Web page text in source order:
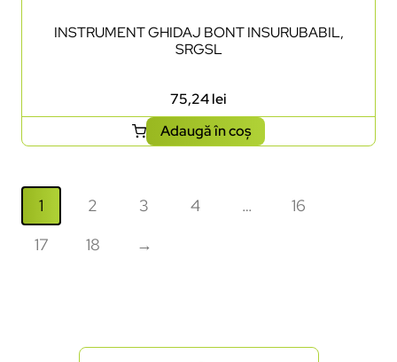
INSTRUMENT GHIDAJ BONT INSURUBABIL,
SRGSL
75,24lei
Adaugă în coș
1 2 3 4 …
16
17
18 →